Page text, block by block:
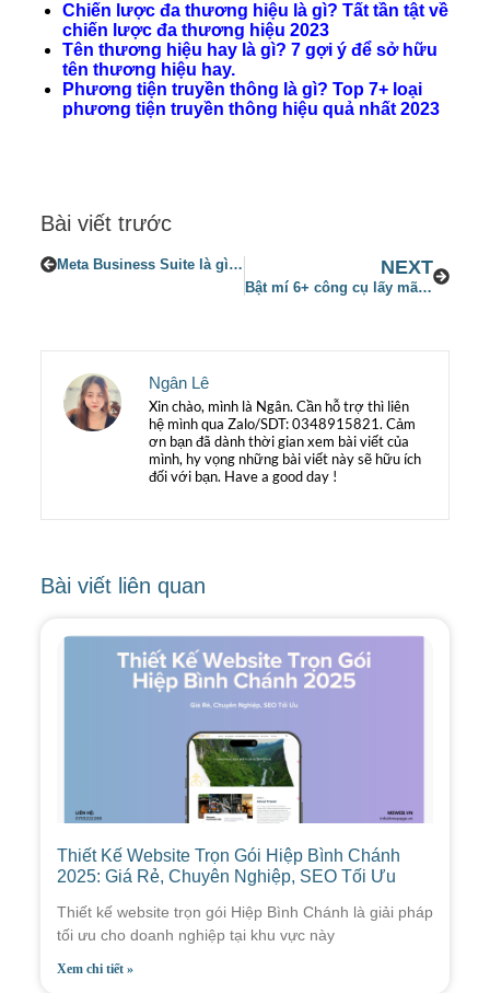
Chiến lược đa thương hiệu là gì? Tất tần tật về
chiến lược đa thương hiệu 2023
Tên thương hiệu hay là gì? 7 gợi ý để sở hữu
tên thương hiệu hay.
Phương tiện truyền thông là gì? Top 7+ loại
phương tiện truyền thông hiệu quả nhất 2023
Bài viết trước
Meta Business Suite là gì? Quản lí Facebook và Instagram cực dễ dàng với Meta Business Suite 2023 NEXT
Bật mí 6+ công cụ lấy mã màu nhanh, chuyên nghiệp và hoàn toàn miễn phí
Ngân Lê
Xin chào, mình là Ngân. Cần hỗ trợ thì liên
hệ mình qua Zalo/SDT: 0348915821. Cảm
ơn bạn đã dành thời gian xem bài viết của
mình, hy vọng những bài viết này sẽ hữu ích
đối với bạn. Have a good day !
Bài viết liên quan
Thiết Kế Website Trọn Gói Hiệp Bình Chánh
2025: Giá Rẻ, Chuyên Nghiệp, SEO Tối Ưu
Thiết kế website trọn gói Hiệp Bình Chánh là giải pháp
tối ưu cho doanh nghiệp tại khu vực này
Xem chi tiết »